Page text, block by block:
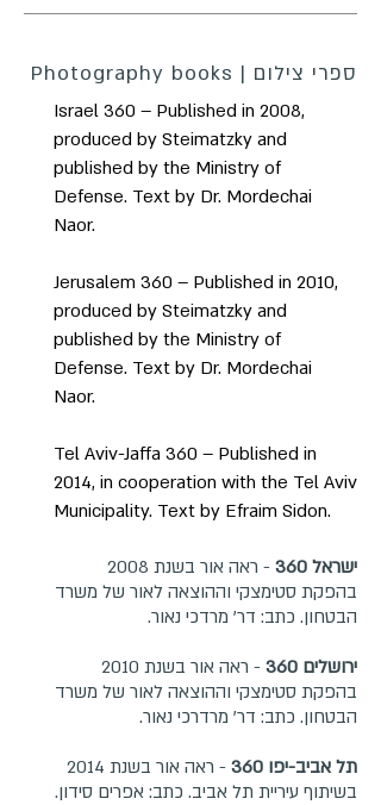
ספרי צילום | Photography books
Israel 360 – Published in 2008,
produced by Steimatzky and
published by the Ministry of
Defense. Text by Dr. Mordechai
Naor.
Jerusalem 360 – Published in 2010,
produced by Steimatzky and
published by the Ministry of
Defense. Text by Dr. Mordechai
Naor.
Tel Aviv-Jaffa 360 – Published in
2014, in cooperation with the Tel Aviv
Municipality. Text by Efraim Sidon.
ישראל 360
- ראה אור בשנת 2008
בהפקת סטימצקי וההוצאה לאור של משרד
הבטחון. כתב: דר' מרדכי נאור.
ירושלים 360
- ראה אור בשנת 2010
בהפקת סטימצקי וההוצאה לאור של משרד
הבטחון. כתב: דר' מרדרכי נאור.
תל אביב-יפו 360
- ראה אור בשנת 2014
בשיתוף עיריית תל אביב. כתב: אפרים סידון.